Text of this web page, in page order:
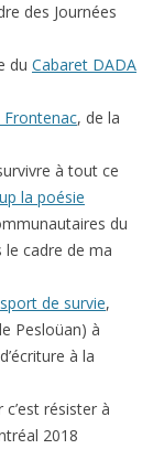
des Journées
du Cabaret DADA
Frontenac, de la
à tout ce
la poésie
du
cadre de ma
de survie,
Pesloüan) à
à la
résister à
2018